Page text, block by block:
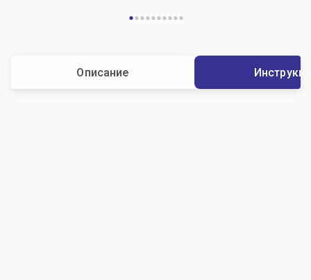
Описание